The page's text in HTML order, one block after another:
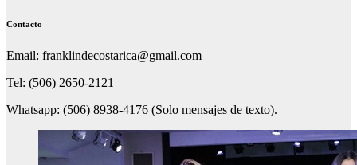
Contacto
Email: franklindecostarica@gmail.com
Tel: (506) 2650-2121
Whatsapp: (506) 8938-4176 (Solo mensajes de texto).